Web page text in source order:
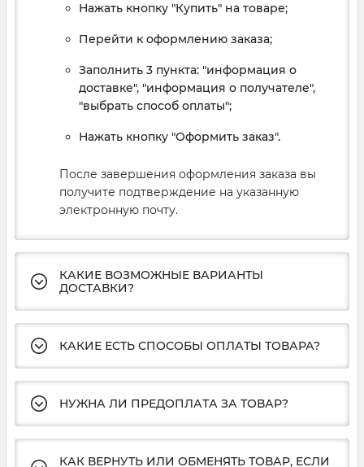
Нажать кнопку "Купить" на товаре;
Перейти к оформлению заказа;
Заполнить 3 пункта: "информация о
доставке", "информация о получателе",
"выбрать способ оплаты";
Нажать кнопку "Оформить заказ".
После завершения оформления заказа вы
получите подтверждение на указанную
электронную почту.
КАКИЕ ВОЗМОЖНЫЕ ВАРИАНТЫ
ДОСТАВКИ?
КАКИЕ ЕСТЬ СПОСОБЫ ОПЛАТЫ ТОВАРА?
НУЖНА ЛИ ПРЕДОПЛАТА ЗА ТОВАР?
КАК ВЕРНУТЬ ИЛИ ОБМЕНЯТЬ ТОВАР, ЕСЛИ